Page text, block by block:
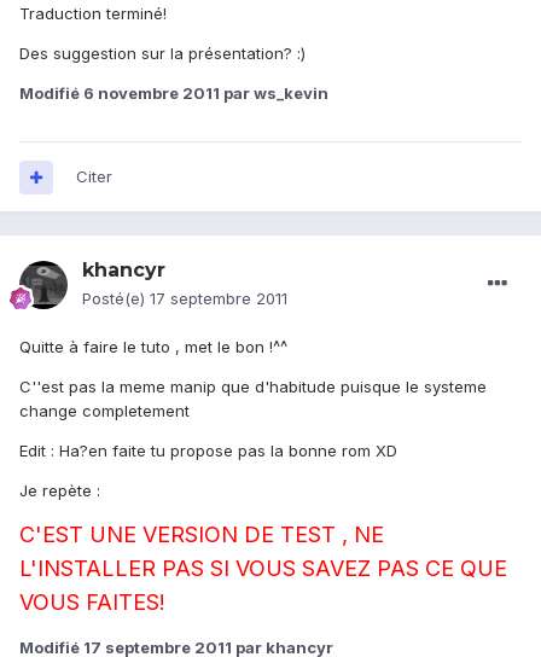
Traduction terminé!
Des suggestion sur la présentation? :)
Modifié 6 novembre 2011 par ws_kevin
Citer
khancyr
Posté(e) 17 septembre 2011
Quitte à faire le tuto , met le bon !^^
C''est pas la meme manip que d'habitude puisque le systeme
change completement
Edit : Ha?en faite tu propose pas la bonne rom XD
Je repète :
C'EST UNE VERSION DE TEST , NE
L'INSTALLER PAS SI VOUS SAVEZ PAS CE QUE
VOUS FAITES!
Modifié 17 septembre 2011 par khancyr